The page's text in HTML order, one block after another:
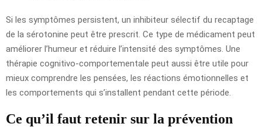
Si les symptômes persistent, un inhibiteur sélectif du recaptage
de la sérotonine peut être prescrit. Ce type de médicament peut
améliorer l’humeur et réduire l’intensité des symptômes. Une
thérapie cognitivo-comportementale peut aussi être utile pour
mieux comprendre les pensées, les réactions émotionnelles et
les comportements qui s’installent pendant cette période.
Ce qu’il faut retenir sur la prévention